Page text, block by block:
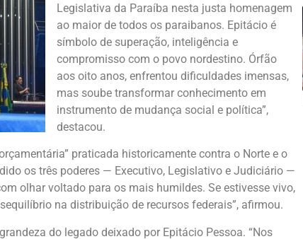
Legislativa da Paraíba nesta justa homenagem
ao maior de todos os paraibanos. Epitácio é
símbolo de superação, inteligência e
compromisso com o povo nordestino. Órfão
aos oito anos, enfrentou dificuldades imensas,
mas soube transformar conhecimento em
instrumento de mudança social e política”,
destacou.
praticada historicamente contra o Norte e o
os três poderes — Executivo, Legislativo e Judiciário —
olhar voltado para os mais humildes. Se estivesse vivo,
na distribuição de recursos federais”, afirmou.
do legado deixado por Epitácio Pessoa. “Nos